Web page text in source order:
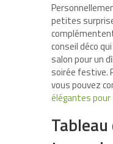
petites
conseil déco
salon pour un
soirée festive.
vous pouvez
élégantes